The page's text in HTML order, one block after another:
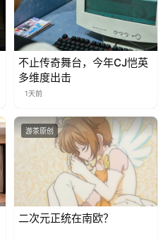
不止传奇舞台，今年CJ恺英
多维度出击
1天前
游茶原创
二次元正统在南欧？